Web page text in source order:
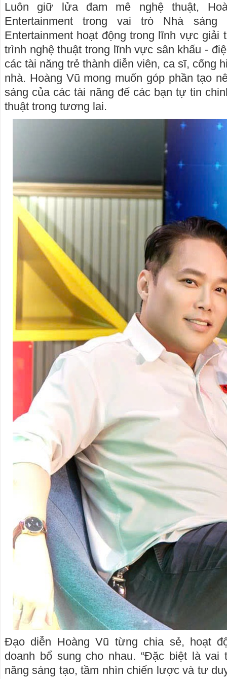
Luôn giữ lửa đam mê nghệ thuật,
Entertainment trong vai trò Nhà
Entertainment hoạt động trong lĩnh vực giải
trình nghệ thuật trong lĩnh vực sân khấu -
các tài năng trẻ thành diễn viên, ca sĩ, cống
nhà. Hoàng Vũ mong muốn góp phần tạo
sáng của các tài năng để các bạn tự tin
thuật trong tương lai.
Đạo diễn Hoàng Vũ từng chia sẻ, hoạt
doanh bổ sung cho nhau. “Đặc biệt là vai
năng sáng tạo, tầm nhìn chiến lược và tư